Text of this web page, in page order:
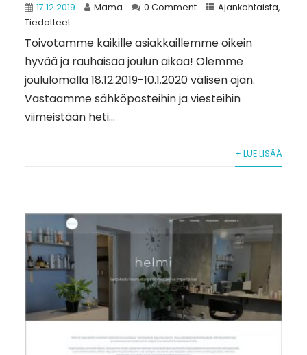
17.12.2019 Mama 0 Comment Ajankohtaista,
Tiedotteet
Toivotamme kaikille asiakkaillemme oikein
hyvää ja rauhaisaa joulun aikaa! Olemme
joululomalla 18.12.2019-10.1.2020 välisen ajan.
Vastaamme sähköposteihin ja viesteihin
viimeistään heti...
+ LUE LISÄÄ